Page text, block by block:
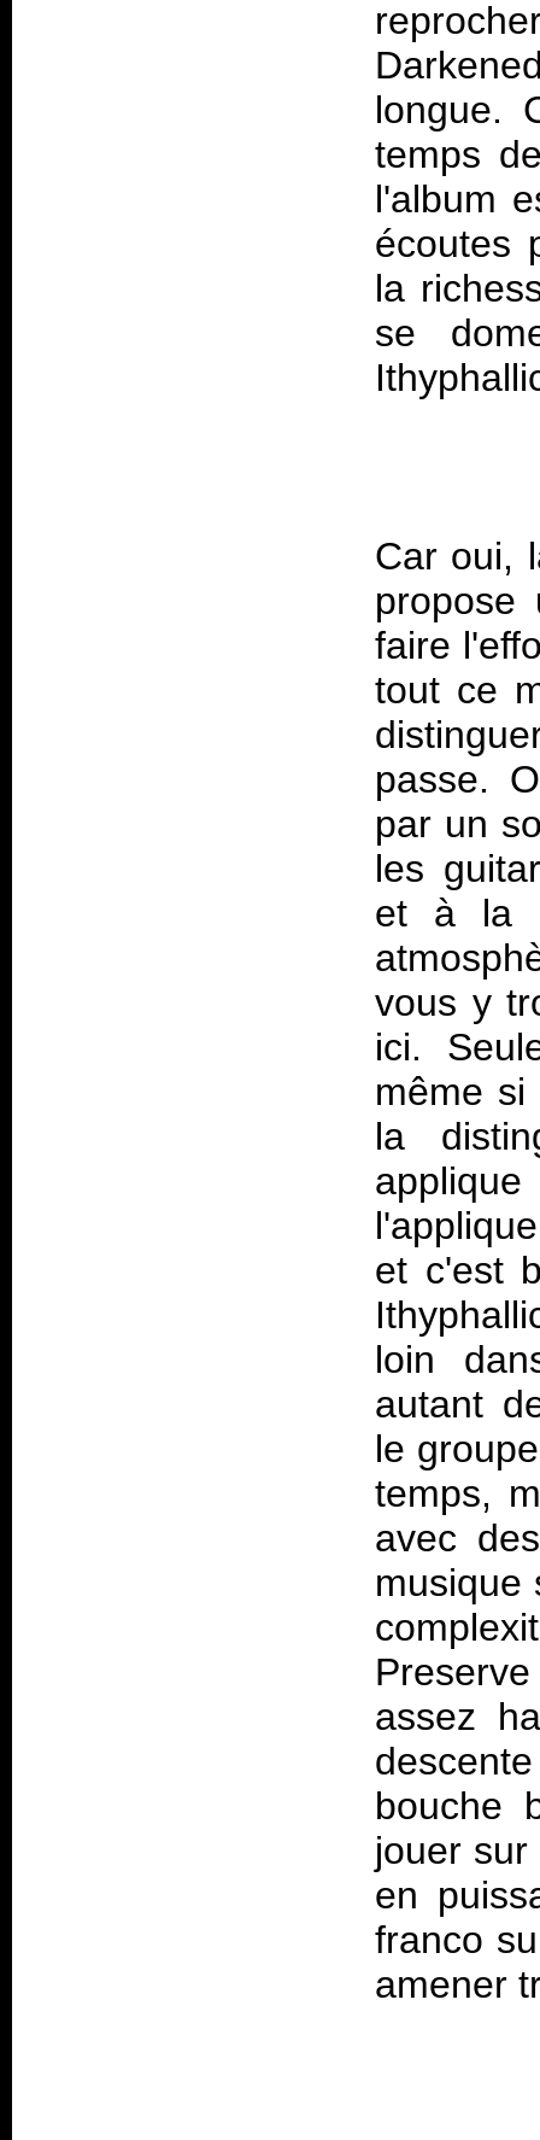
longue.
temps
l'album
écoutes
la
se
Car oui,
propose
faire
tout ce
passe.
par un
les
et à la
vous y
ici.
même
la
et c'est
loin
autant
le
temps,
avec
musique
assez
bouche
jouer
en
franco